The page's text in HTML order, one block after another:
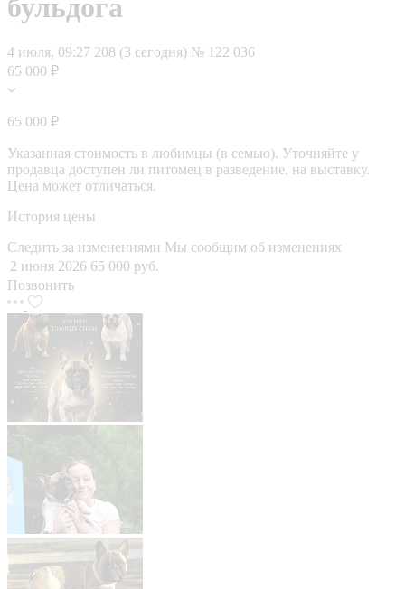
бульдога
4 июля, 09:27 208 (3 сегодня) № 122 036
65 000 ₽
65 000 ₽
Указанная стоимость в любимцы (в семью). Уточняйте у
продавца доступен ли питомец в разведение, на выставку.
Цена может отличаться.
История цены
Следить за изменениями Мы сообщим об изменениях
2 июня 2026 65 000 руб.
Позвонить